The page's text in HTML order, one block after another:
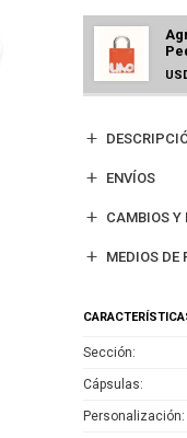
ENVÍOS
CAMBIOS Y
MEDIOS DE
Sección
Cápsulas
Personalización